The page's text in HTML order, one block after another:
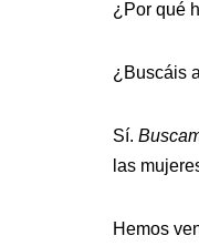
¿Por qué
¿Buscáis
Sí.
las
Hemos